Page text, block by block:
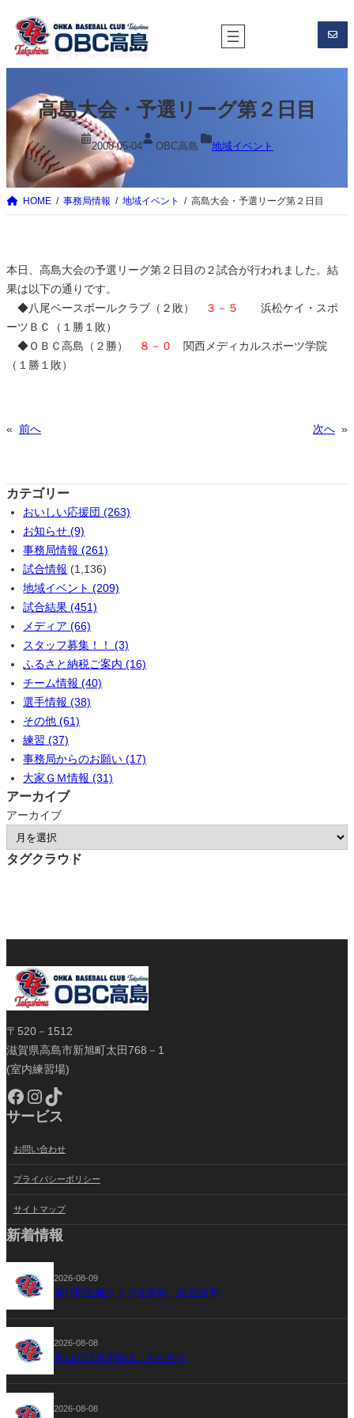
を
ス
ッ
高島大会・予選リーグ第２日目
2008-05-04 OBC高島 地域イベント
HOME 事務局情報 地域イベント 高島大会・予選リーグ第２日目
本日、高島大会の予選リーグ第２日目の２試合が行われました。結
果は以下の通りです。
◆八尾ベースボールクラブ（２敗）
３－５
浜松ケイ・スポ
ーツＢＣ（１勝１敗）
◆ＯＢＣ高島（２勝）
８－０
関西メディカルスポーツ学院
（１勝１敗）
« 前へ 次へ »
カテゴリー
おいしい応援団 (263)
お知らせ (9)
事務局情報 (261)
試合情報 (1,136)
地域イベント (209)
試合結果 (451)
メディア (66)
スタッフ募集！！ (3)
ふるさと納税ご案内 (16)
チーム情報 (40)
選手情報 (38)
その他 (61)
練習 (37)
事務局からのお願い (17)
大家ＧＭ情報 (31)
アーカイブ
アーカイブ
タグクラウド
〒520－1512
滋賀県高島市新旭町太田768－1
(室内練習場)
Facebook Instagram TikTok
サービス
お問い合わせ
プライバシーポリシー
サイトマップ
新着情報
2026-08-09
第12回近畿クラブ会長杯 試合結果
2026-08-08
本日の試合速報はこちらから
2026-08-08